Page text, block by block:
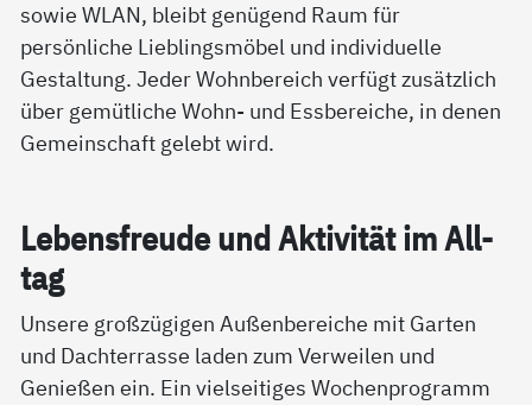
sowie WLAN, bleibt genügend Raum für
persönliche Lieblingsmöbel und individuelle
Gestaltung. Jeder Wohnbereich verfügt zusätzlich
über gemütliche Wohn- und Essbereiche, in denen
Gemeinschaft gelebt wird.
Le­bens­f­reu­de und Ak­ti­vi­tät im All­
tag
Unsere großzügigen Außenbereiche mit Garten
und Dachterrasse laden zum Verweilen und
Genießen ein. Ein vielseitiges Wochenprogramm